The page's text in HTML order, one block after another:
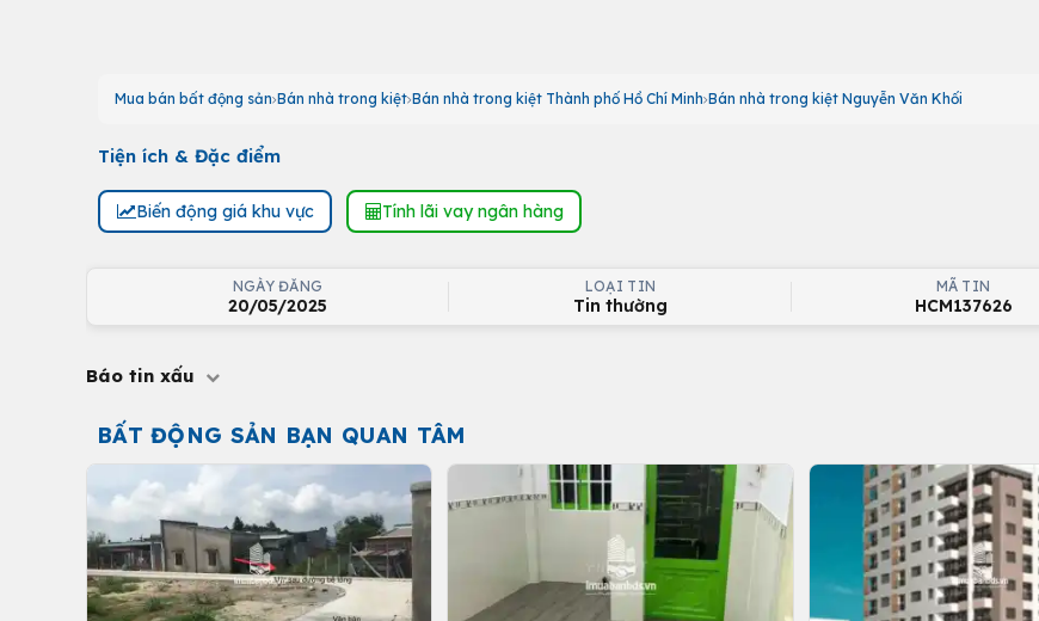
Mua bán bất động sản Bán nhà trong kiệt Bán nhà trong kiệt Thành phố Hồ Chí Minh Bán nhà trong kiệt Nguyễn Văn Khối
Tiện ích & Đặc điểm
Biến động giá khu vực Tính lãi vay ngân hàng
NGÀY ĐĂNG
20/05/2025
LOẠI TIN
Tin thường
MÃ TIN
HCM137626
Báo tin xấu
BẤT ĐỘNG SẢN BẠN QUAN TÂM